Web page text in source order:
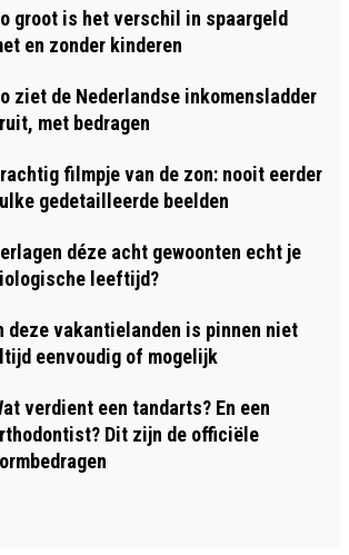
groot is het verschil in spaargeld
en zonder kinderen
ziet de Nederlandse inkomensladder
met bedragen
filmpje van de zon: nooit eerder
gedetailleerde beelden
déze acht gewoonten echt je
leeftijd?
deze vakantielanden is pinnen niet
eenvoudig of mogelijk
verdient een tandarts? En een
Dit zijn de officiële